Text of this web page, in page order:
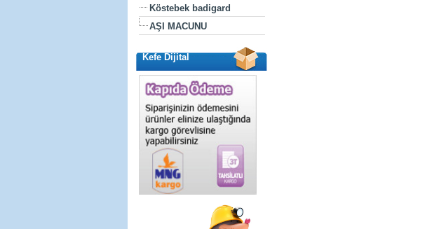
Köstebek badigard
AŞI MACUNU
Kefe Dijital